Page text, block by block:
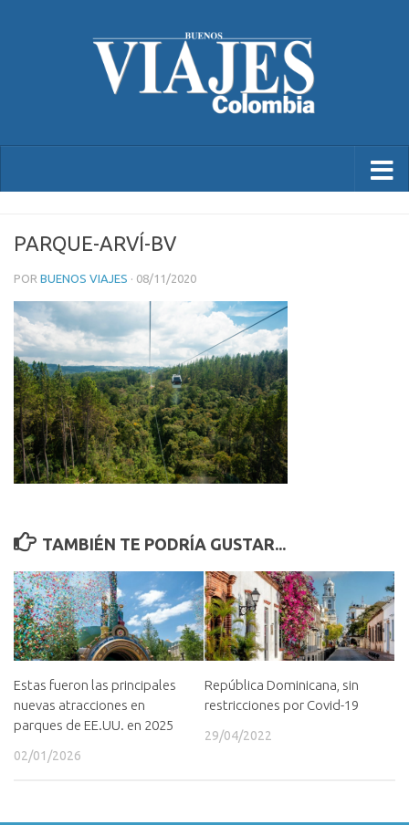
PARQUE-ARVÍ-BV
POR BUENOS VIAJES · 08/11/2020
TAMBIÉN TE PODRÍA GUSTAR...
Estas fueron las principales
nuevas atracciones en
parques de EE.UU. en 2025
02/01/2026
República Dominicana, sin
restricciones por Covid-19
29/04/2022